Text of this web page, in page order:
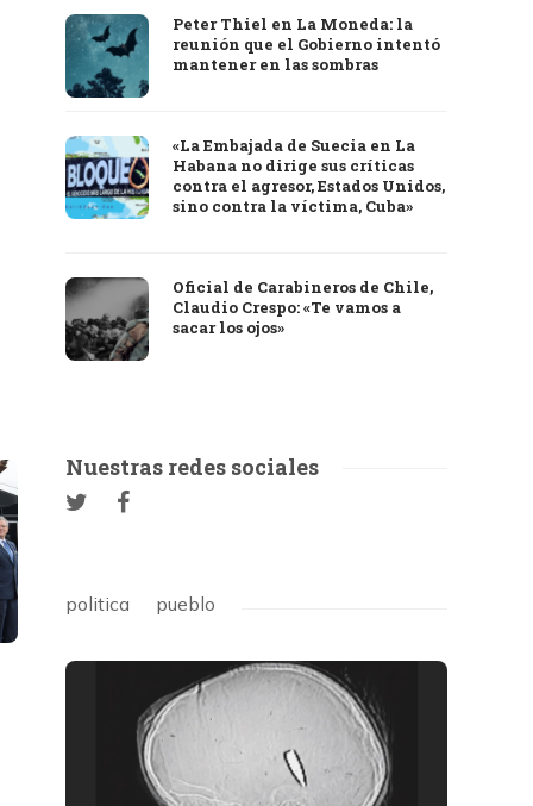
Peter Thiel en La Moneda: la
reunión que el Gobierno intentó
mantener en las sombras
«La Embajada de Suecia en La
Habana no dirige sus críticas
contra el agresor, Estados Unidos,
sino contra la víctima, Cuba»
Oficial de Carabineros de Chile,
Claudio Crespo: «Te vamos a
sacar los ojos»
Nuestras redes sociales
politica pueblo